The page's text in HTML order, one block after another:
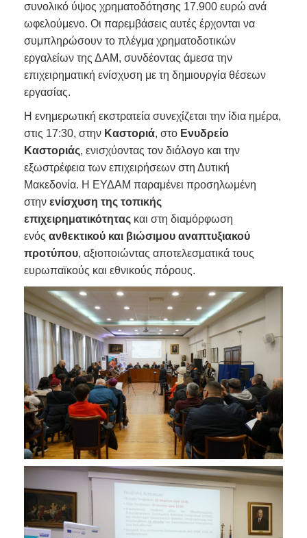
συνολικό ύψος χρηματοδότησης 17.900 ευρώ ανά
ωφελούμενο. Οι παρεμβάσεις αυτές έρχονται να
συμπληρώσουν το πλέγμα χρηματοδοτικών
εργαλείων της ΔΑΜ, συνδέοντας άμεσα την
επιχειρηματική ενίσχυση με τη δημιουργία θέσεων
εργασίας.
Η ενημερωτική εκστρατεία συνεχίζεται την ίδια ημέρα,
στις 17:30, στην Καστοριά, στο Ενυδρείο
Καστοριάς, ενισχύοντας τον διάλογο και την
εξωστρέφεια των επιχειρήσεων στη Δυτική
Μακεδονία. Η ΕΥΔΑΜ παραμένει προσηλωμένη
στην ενίσχυση της τοπικής
επιχειρηματικότητας και στη διαμόρφωση
ενός ανθεκτικού και βιώσιμου αναπτυξιακού
προτύπου, αξιοποιώντας αποτελεσματικά τους
ευρωπαϊκούς και εθνικούς πόρους.